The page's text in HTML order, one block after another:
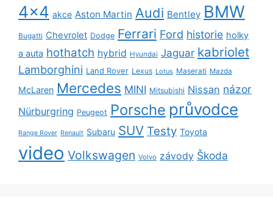
4x4 akce Aston Martin Audi Bentley BMW
Bugatti Chevrolet Dodge Ferrari Ford historie holky
a auta hothatch hybrid Hyundai Jaguar kabriolet
Lamborghini Land Rover Lexus Lotus Maserati Mazda
McLaren Mercedes MINI Mitsubishi Nissan názor
Nürburgring Peugeot Porsche průvodce
Range Rover Renault Subaru SUV Testy Toyota
video Volkswagen Volvo závody Škoda